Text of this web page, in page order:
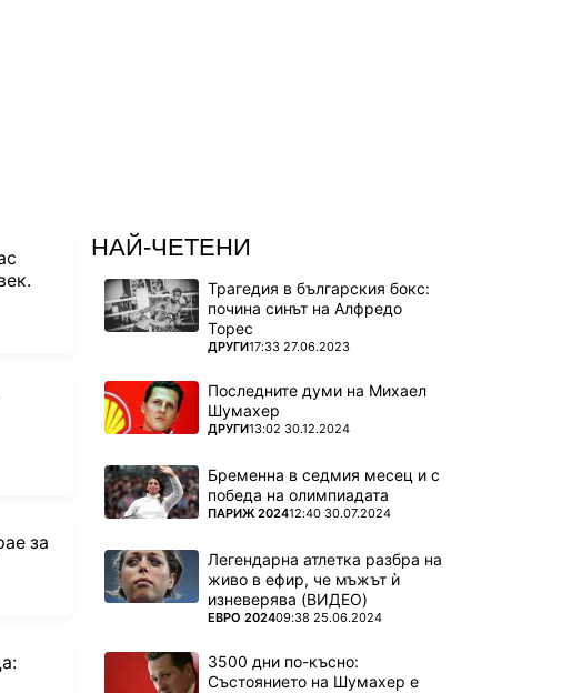
за
НАЙ-ЧЕТЕНИ
Трагедия в българския бокс:
почина синът на Алфредо
Торес
ПОВЕЧЕ ОТ
ДРУГИ17:33 27.06.2023
Последните думи на Михаел
Шумахер
ПОВЕЧЕ ОТ
ДРУГИ13:02 30.12.2024
Бременна в седмия месец и с
победа на олимпиадата
ПОВЕЧЕ ОТ
ПАРИЖ 202412:40 30.07.2024
Легендарна атлетка разбра на
живо в ефир, че мъжът ѝ
изневерява (ВИДЕО)
ПОВЕЧЕ ОТ
ЕВРО 202409:38 25.06.2024
3500 дни по-късно:
Състоянието на Шумахер е